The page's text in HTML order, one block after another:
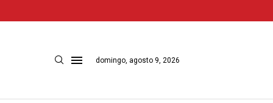
domingo, agosto 9, 2026